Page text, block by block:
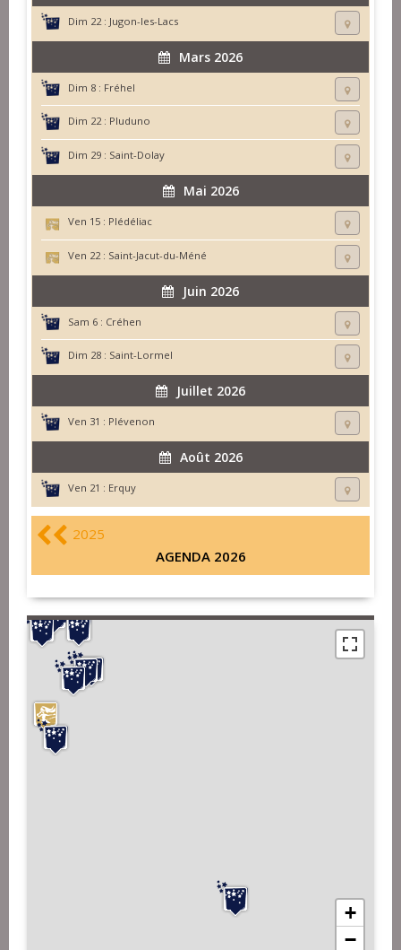
Dim 22 : Jugon-les-Lacs
Mars 2026
Dim 8 : Fréhel
Dim 22 : Pluduno
Dim 29 : Saint-Dolay
Mai 2026
Ven 15 : Plédéliac
Ven 22 : Saint-Jacut-du-Méné
Juin 2026
Sam 6 : Créhen
Dim 28 : Saint-Lormel
Juillet 2026
Ven 31 : Plévenon
Août 2026
Ven 21 : Erquy
2025
AGENDA 2026
+
−